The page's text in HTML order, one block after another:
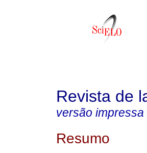
Revista de
versão impressa
Resumo